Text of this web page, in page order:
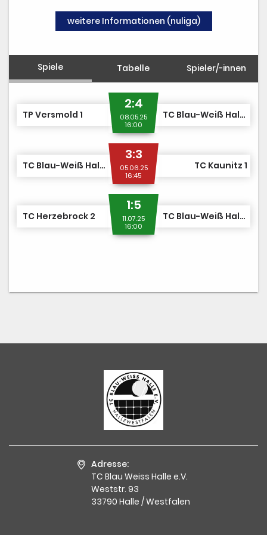
weitere Informationen (nuliga)
Spiele Tabelle Spieler/-innen
TP Versmold 1
2:4
08.05.25
16:00
TC Blau-Weiß Halle 1
TC Blau-Weiß Halle 1
3:3
05.06.25
16:45
TC Kaunitz 1
TC Herzebrock 2
1:5
11.07.25
16:00
TC Blau-Weiß Halle 1
Adresse:
TC Blau Weiss Halle e.V.
Weststr. 93
33790 Halle / Westfalen